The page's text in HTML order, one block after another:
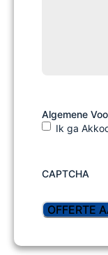
Algemene
Ik ga
CAPTCHA